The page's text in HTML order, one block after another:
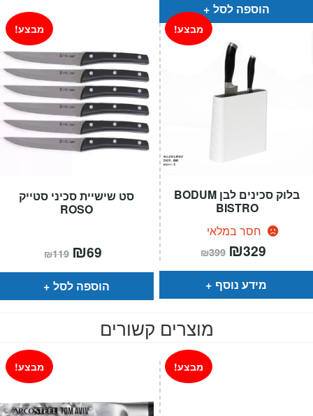
הוספה לסל
סט שישיית סכיני סטייק
ROSO
מבצע!
₪119 המחיר
המקורי
היה:
₪119.
₪69
הוא:
הוספה לסל
בלוק סכינים לבן BODUM
BISTRO
חסר במלאי
מבצע!
₪399 המחיר
המקורי
היה:
₪399.
₪329
הוא:
מידע נוסף
מוצרים קשורים
מבצע! מבצע!